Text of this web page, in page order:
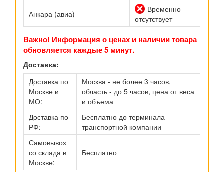
Анкара (авиа)
Временно
отсутствует
Важно! Информация о ценах и наличии товара
обновляется каждые 5 минут.
Доставка:
Доставка по
Москве и
МО:
Москва - не более 3 часов,
область - до 5 часов, цена от веса
и объема
Доставка по
РФ:
Бесплатно до терминала
транспортной компании
Самовывоз
со склада в
Москве:
Бесплатно